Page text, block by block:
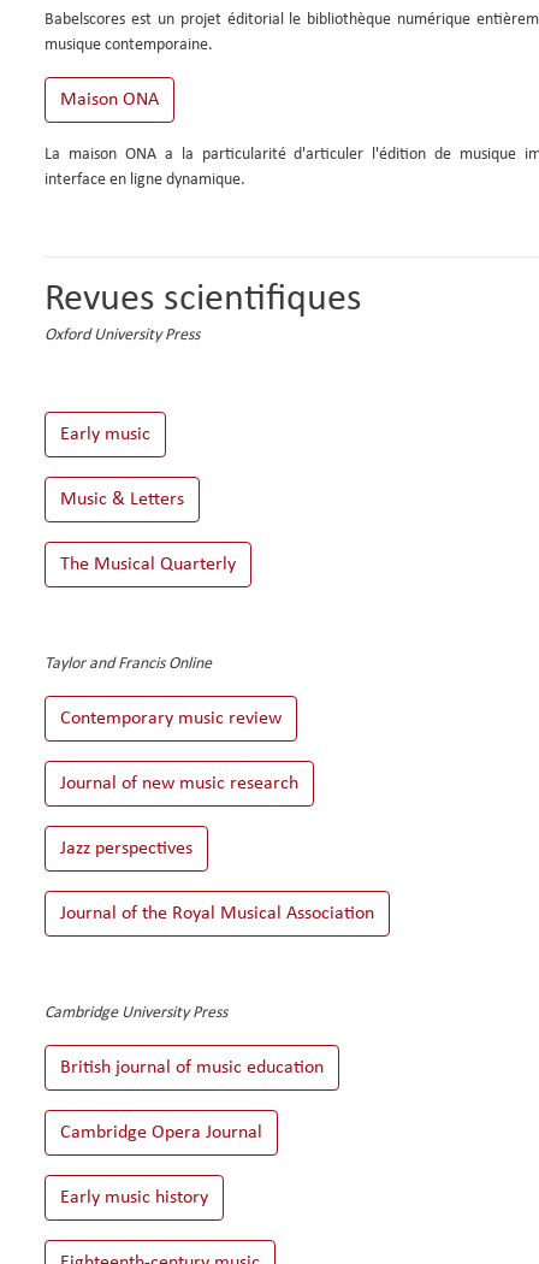
Babelscores est un projet éditorial le bibliothèque numérique
musique contemporaine.
La maison ONA a la particularité d'articuler l'édition de musique
interface en ligne dynamique.
Revues scientifiques
Oxford University Press
Taylor and Francis Online
Cambridge University Press